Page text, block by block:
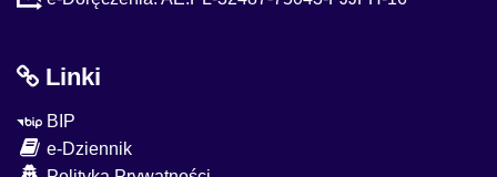
Linki
BIP
e-Dziennik